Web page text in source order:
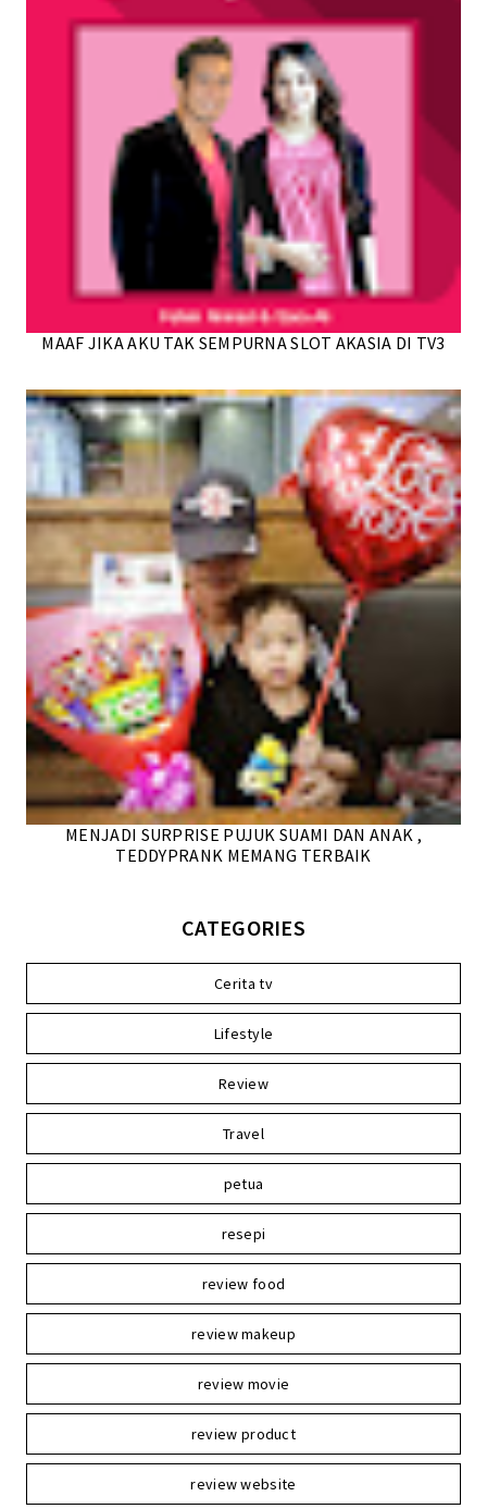
MAAF JIKA AKU TAK SEMPURNA SLOT AKASIA DI TV3
MENJADI SURPRISE PUJUK SUAMI DAN ANAK ,
TEDDYPRANK MEMANG TERBAIK
CATEGORIES
Cerita tv
Lifestyle
Review
Travel
petua
resepi
review food
review makeup
review movie
review product
review website